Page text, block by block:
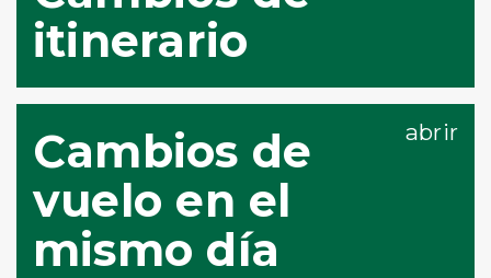
itinerario
Cambios de
vuelo en el
mismo día